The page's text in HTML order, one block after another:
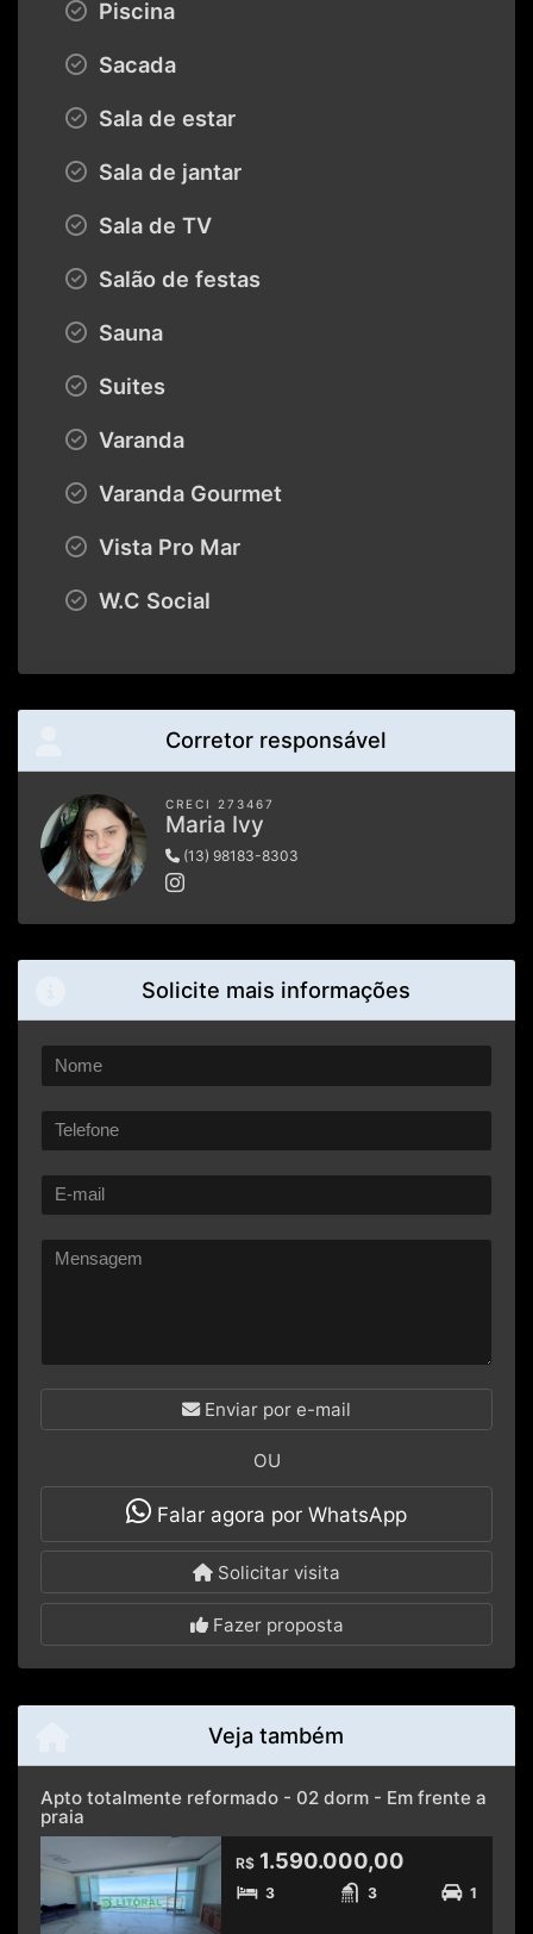
Piscina
Sacada
Sala de estar
Sala de jantar
Sala de TV
Salão de festas
Sauna
Suites
Varanda
Varanda Gourmet
Vista Pro Mar
W.C Social
Corretor responsável
CRECI 273467
Maria Ivy
(13) 98183-8303
Solicite mais informações
Enviar por e-mail
OU
Falar agora por WhatsApp
Solicitar visita
Fazer proposta
Veja também
Apto totalmente reformado - 02 dorm - Em frente a
praia
R$ 1.590.000,00
3 3 1